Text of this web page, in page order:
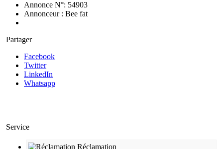
Annonce N°: 54903
Annonceur : Bee fat
Partager
Facebook
Twitter
LinkedIn
Whatsapp
Service
Réclamation